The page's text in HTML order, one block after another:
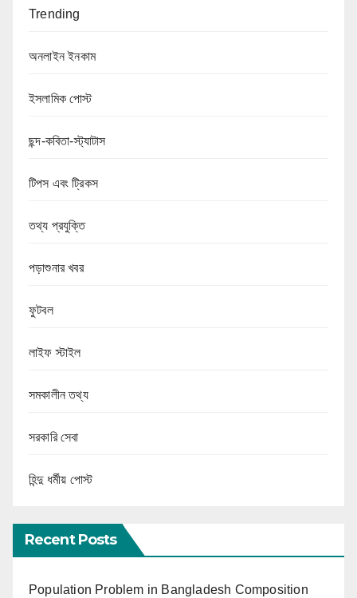
Trending
অনলাইন ইনকাম
ইসলামিক পোস্ট
ছন্দ-কবিতা-স্ট্যাটাস
টিপস এবং ট্রিকস
তথ্য প্রযুক্তি
পড়াশুনার খবর
ফুটবল
লাইফ স্টাইল
সমকালীন তথ্য
সরকারি সেবা
হিন্দু ধর্মীয় পোস্ট
Recent Posts
Population Problem in Bangladesh Composition